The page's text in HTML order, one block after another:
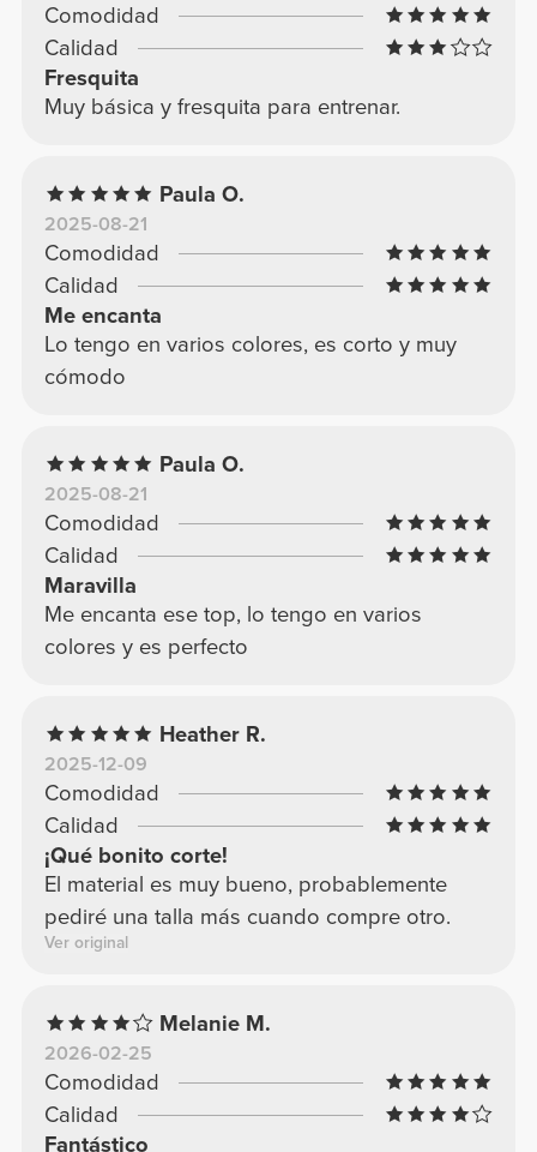
Comodidad
Calidad
Fresquita
Muy básica y fresquita para entrenar.
Paula O.
2025-08-21
Comodidad
Calidad
Me encanta
Lo tengo en varios colores, es corto y muy
cómodo
Paula O.
2025-08-21
Comodidad
Calidad
Maravilla
Me encanta ese top, lo tengo en varios
colores y es perfecto
Heather R.
2025-12-09
Comodidad
Calidad
¡Qué bonito corte!
El material es muy bueno, probablemente
pediré una talla más cuando compre otro.
Ver original
Melanie M.
2026-02-25
Comodidad
Calidad
Fantástico